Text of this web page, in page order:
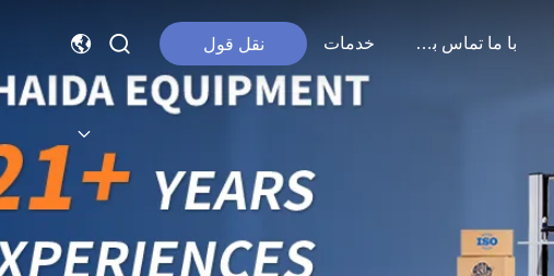
با ما تماس بگیرید خدمات نقل قول